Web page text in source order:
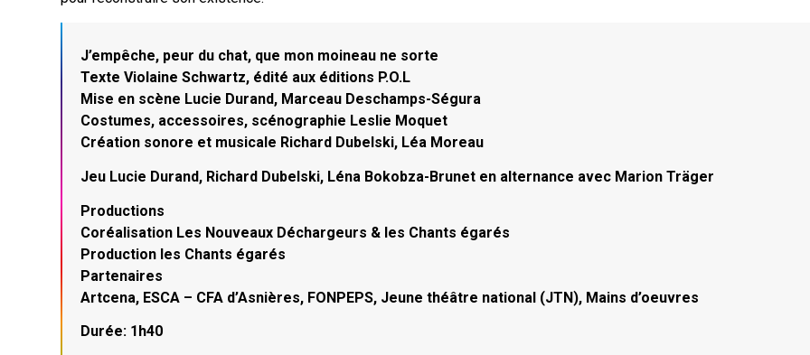
J’empêche, peur du chat, que mon moineau ne sorte
Texte Violaine Schwartz, édité aux éditions P.O.L
Mise en scène Lucie Durand, Marceau Deschamps-Ségura
Costumes, accessoires, scénographie Leslie Moquet
Création sonore et musicale Richard Dubelski, Léa Moreau
Jeu Lucie Durand, Richard Dubelski, Léna Bokobza-Brunet en alternance avec Marion Träger
Productions
Coréalisation Les Nouveaux Déchargeurs & les Chants égarés
Production les Chants égarés
Partenaires
Artcena, ESCA – CFA d’Asnières, FONPEPS, Jeune théâtre national (JTN), Mains d’oeuvres
Durée: 1h40